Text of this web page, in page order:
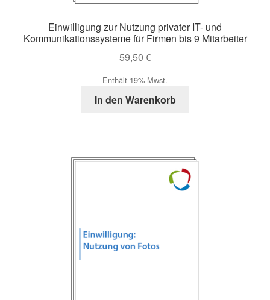
Einwilligung zur Nutzung privater IT- und
Kommunikationssysteme für Firmen bis 9 Mitarbeiter
59,50 €
Enthält 19% Mwst.
In den Warenkorb